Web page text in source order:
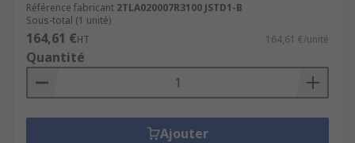
Référence fabricant 2TLA020007R3100 JSTD1-B
Sous-total (1 unité)
164,61 €HT 164,61 €/unité
Quantité
Ajouter